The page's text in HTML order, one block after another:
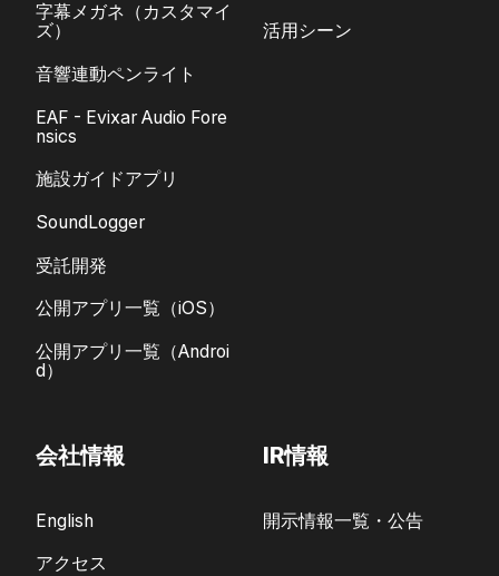
字幕メガネ（カスタマイ
ズ）
音響連動ペンライト
EAF - Evixar Audio Fore
nsics
施設ガイドアプリ
SoundLogger
受託開発
公開アプリ一覧（iOS）
公開アプリ一覧（Androi
d）
活用シーン
会社情報
English
アクセス
IR情報
開示情報一覧・公告